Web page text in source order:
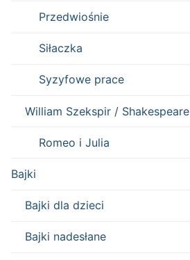
Przedwiośnie
Siłaczka
Syzyfowe prace
William Szekspir / Shakespeare
Romeo i Julia
Bajki
Bajki dla dzieci
Bajki nadesłane